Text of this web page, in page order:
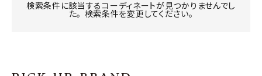
検索条件に該当するコーディネートが見つかりませんでし
た。 検索条件を変更してください。